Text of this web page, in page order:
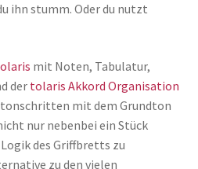
ihn stumm. Oder du nutzt
mit Noten, Tabulatur,
der tolaris Akkord Organisation
mit dem Grundton
nur nebenbei ein Stück
des Griffbretts zu
zu den vielen